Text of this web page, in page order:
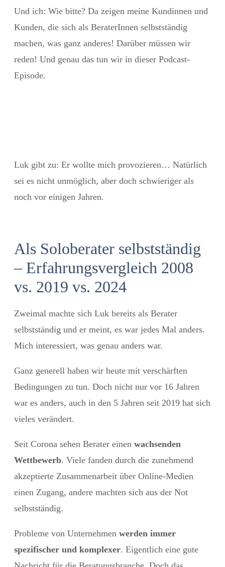
Und ich: Wie bitte? Da zeigen meine Kundinnen und
Kunden, die sich als BeraterInnen selbstständig
machen, was ganz anderes! Darüber müssen wir
reden! Und genau das tun wir in dieser Podcast-
Episode.
Luk gibt zu: Er wollte mich provozieren… Natürlich
sei es nicht unmöglich, aber doch schwieriger als
noch vor einigen Jahren.
Als Soloberater selbstständig
– Erfahrungsvergleich 2008
vs. 2019 vs. 2024
Zweimal machte sich Luk bereits als Berater
selbstständig und er meint, es war jedes Mal anders.
Mich interessiert, was genau anders war.
Ganz generell haben wir heute mit verschärften
Bedingungen zu tun. Doch nicht nur vor 16 Jahren
war es anders, auch in den 5 Jahren seit 2019 hat sich
vieles verändert.
Seit Corona sehen Berater einen wachsenden
Wettbewerb. Viele fanden durch die zunehmend
akzeptierte Zusammenarbeit über Online-Medien
einen Zugang, andere machten sich aus der Not
selbstständig.
Probleme von Unternehmen werden immer
spezifischer und komplexer. Eigentlich eine gute